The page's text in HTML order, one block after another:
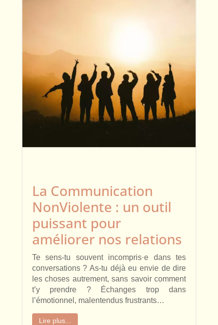
La Communication
NonViolente : un outil
puissant pour
améliorer nos relations
Te sens-tu souvent incompris·e dans tes
conversations ? As-tu déjà eu envie de dire
les choses autrement, sans savoir comment
t’y prendre ? Échanges trop dans
l’émotionnel, malentendus frustrants…
Lire plus...